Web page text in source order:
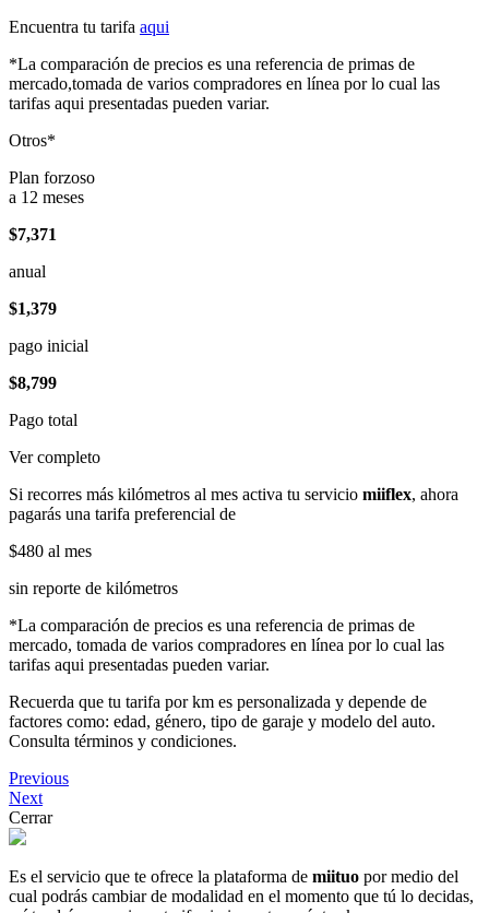
Encuentra tu tarifa aqui
*La comparación de precios es una referencia de primas de
mercado,tomada de varios compradores en línea por lo cual las
tarifas aqui presentadas pueden variar.
Otros*
Plan forzoso
a 12 meses
$7,371
anual
$1,379
pago inicial
$8,799
Pago total
Ver completo
Si recorres más kilómetros al mes activa tu servicio miiflex, ahora
pagarás una tarifa preferencial de
$480 al mes
sin reporte de kilómetros
*La comparación de precios es una referencia de primas de
mercado, tomada de varios compradores en línea por lo cual las
tarifas aqui presentadas pueden variar.
Recuerda que tu tarifa por km es personalizada y depende de
factores como: edad, género, tipo de garaje y modelo del auto.
Consulta términos y condiciones.
Previous
Next
Cerrar
Es el servicio que te ofrece la plataforma de miituo por medio del
cual podrás cambiar de modalidad en el momento que tú lo decidas,